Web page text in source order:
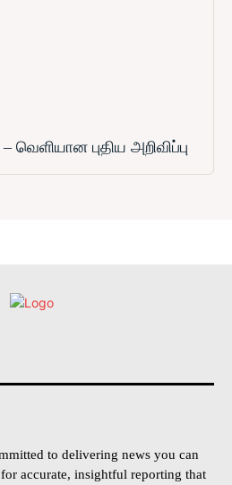
புதிய அறிவிப்பு
to delivering news you can
accurate, insightful reporting that